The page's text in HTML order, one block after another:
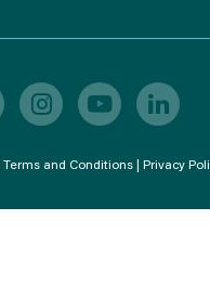
Terms and Conditions| Privacy